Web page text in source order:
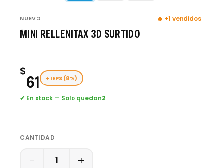
NUEVO 🔥 +1 vendidos
MINI RELLENITAX 3D SURTIDO
$
61 + IEPS (8%)
✔ En stock — Solo quedan2
CANTIDAD
− 1 +